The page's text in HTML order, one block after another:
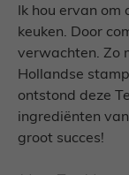
Ik hou ervan
keuken. Door
verwachten. Zo
Hollandse
ontstond deze
ingrediënten
groot succes!